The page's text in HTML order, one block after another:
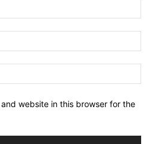
website in this browser for the